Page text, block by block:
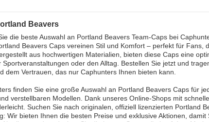
Beavers
die beste Auswahl an Portland Beavers Team-Caps bei
Beavers Caps vereinen Stil und Komfort – perfekt für Fans,
aus hochwertigen Materialien, bieten diese Caps eine
Sportveranstaltungen oder den Alltag. Bestellen Sie jetzt und
dem Vertrauen, das nur Caphunters Ihnen bieten kann.
finden Sie eine große Auswahl an Portland Beavers Caps für
verstellbaren Modellen. Dank unseres Online-Shops mit
Suchen Sie nach originalen, offiziell lizenzierten Portland
Wir bieten Ihnen die besten Preise und exklusive Aktionen,